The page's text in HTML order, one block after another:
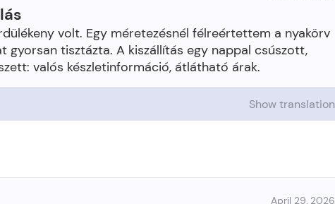
volt. Egy méretezésnél félreértettem a nyakörv
gyorsan tisztázta. A kiszállítás egy nappal csúszott,
Show translation
April 29, 2026